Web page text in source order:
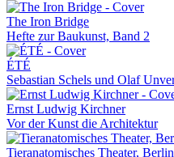
The Iron Bridge
Hefte zur Baukunst, Band 2
ÉTÉ
Sebastian Schels und Olaf
Ernst Ludwig Kirchner
Vor der Kunst die Architektur
Tieranatomisches Theater, Berlin